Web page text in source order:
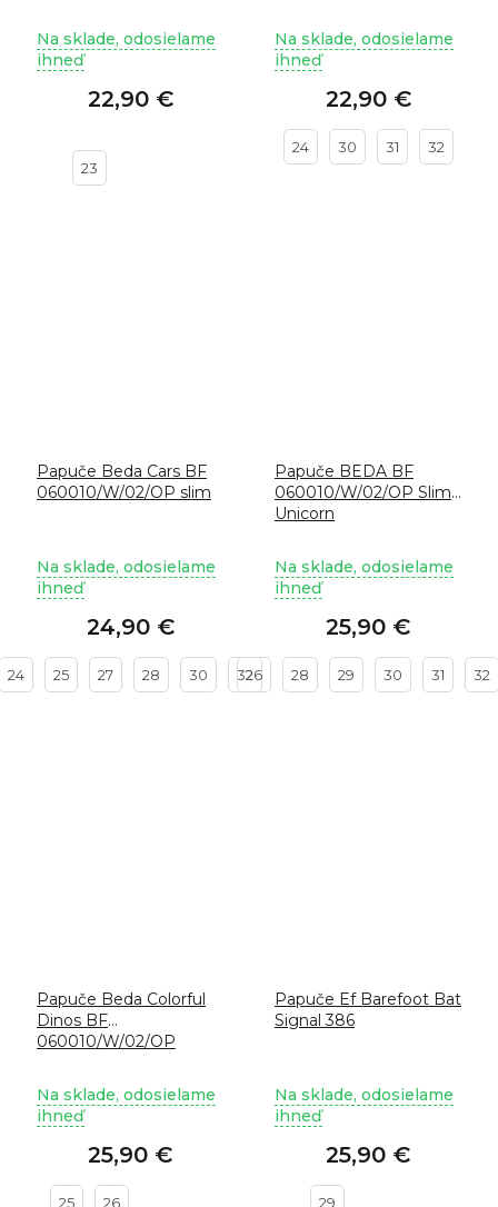
Na sklade, odosielame
ihneď
22,90 €
23
Na sklade, odosielame
ihneď
22,90 €
24 30 31 32
Papuče Beda Cars BF
060010/W/02/OP slim
Na sklade, odosielame
ihneď
24,90 €
24 25 27 28 30 32
Papuče BEDA BF
060010/W/02/OP Slim
Unicorn
Na sklade, odosielame
ihneď
25,90 €
26 28 29 30 31 32
Papuče Beda Colorful
Dinos BF
060010/W/02/OP
Na sklade, odosielame
ihneď
25,90 €
25 26
Papuče Ef Barefoot Bat
Signal 386
Na sklade, odosielame
ihneď
25,90 €
29